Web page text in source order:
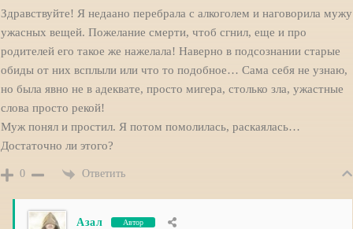
Здравствуйте! Я недаано перебрала с алкоголем и наговорила мужу
ужасных вещей. Пожелание смерти, чтоб сгнил, еще и про
родителей его такое же нажелала! Наверно в подсознании старые
обиды от них всплыли или что то подобное… Сама себя не узнаю,
но была явно не в адеквате, просто мигера, столько зла, ужастные
слова просто рекой!
Муж понял и простил. Я потом помолилась, раскаялась…
Достаточно ли этого?
0 Ответить
Азал Автор